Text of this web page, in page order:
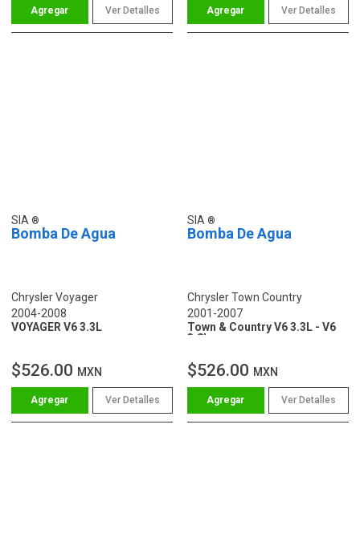
Ver Detalles Ver Detalles
SIA
Bomba De Agua
Chrysler Voyager
2004-2008
VOYAGER V6 3.3L
$526.00 MXN
Ver Detalles
SIA
Bomba De Agua
Chrysler Town Country
2001-2007
Town & Country V6 3.3L - V6
3.8L
$526.00 MXN
Ver Detalles